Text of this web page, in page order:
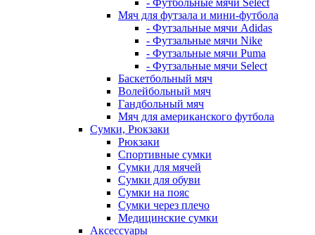
- Футбольные мячи Select
Мяч для футзала и мини-футбола
- Футзальные мячи Adidas
- Футзальные мячи Nike
- Футзальные мячи Puma
- Футзальные мячи Select
Баскетбольный мяч
Волейбольный мяч
Гандбольный мяч
Мяч для американского футбола
Сумки, Рюкзаки
Рюкзаки
Спортивные сумки
Сумки для мячей
Сумки для обуви
Сумки на пояс
Сумки через плечо
Медицинские сумки
Аксессуары